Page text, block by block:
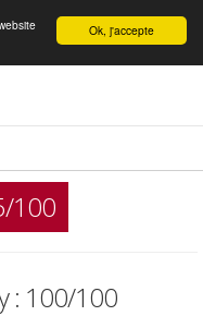
English Ok, j'accepte
100
: 100/100